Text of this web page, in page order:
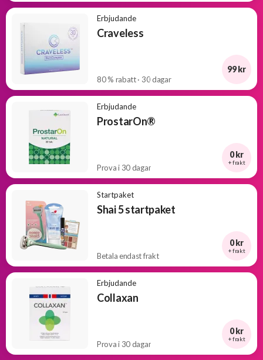
Erbjudande
Craveless
80 % rabatt · 30 dagar
99 kr
Erbjudande
ProstarOn®
Prova i 30 dagar
0 kr
+ frakt
Startpaket
Shai 5 startpaket
Betala endast frakt
0 kr
+ frakt
Erbjudande
Collaxan
Prova i 30 dagar
0 kr
+ frakt